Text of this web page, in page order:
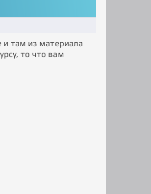
и там из материала
то что вам